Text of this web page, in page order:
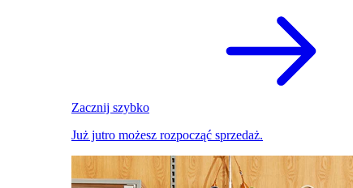
Zacznij szybko
Już jutro możesz rozpocząć sprzedaż.